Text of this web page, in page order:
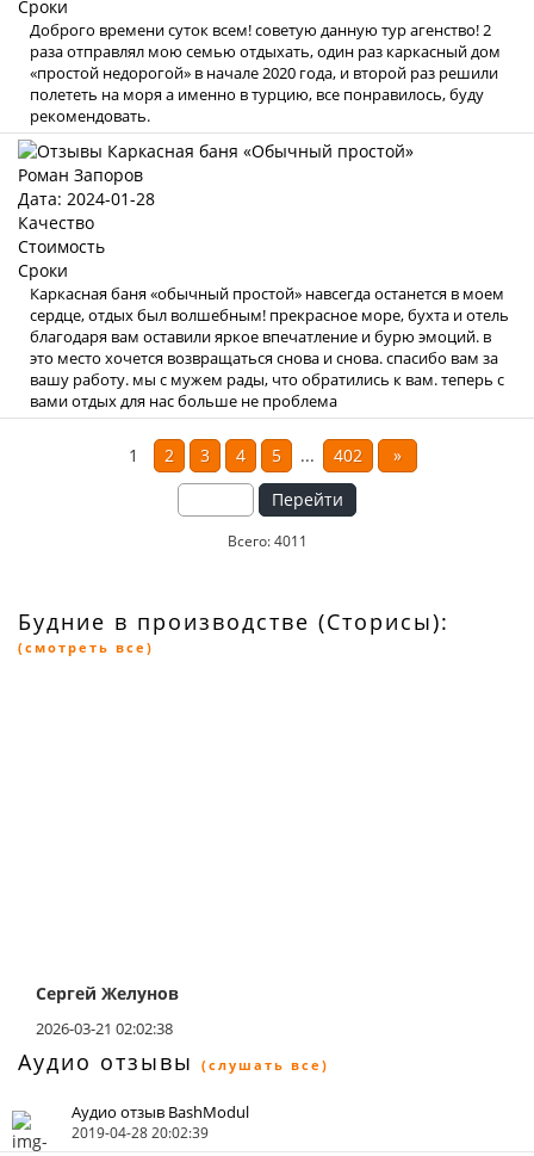
Сроки
Доброго времени суток всем! советую данную тур агенство! 2
раза отправлял мою семью отдыхать, один раз каркасный дом
«простой недорогой» в начале 2020 года, и второй раз решили
полететь на моря а именно в турцию, все понравилось, буду
рекомендовать.
Роман Запоров
Дата: 2024-01-28
Качество
Стоимость
Сроки
Каркасная баня «обычный простой» навсегда останется в моем
сердце, отдых был волшебным! прекрасное море, бухта и отель
благодаря вам оставили яркое впечатление и бурю эмоций. в
это место хочется возвращаться снова и снова. спасибо вам за
вашу работу. мы с мужем рады, что обратились к вам. теперь с
вами отдых для нас больше не проблема
1 2 3 4 5 ... 402
»
Перейти
Всего: 4011
Будние в производстве (Сторисы):
(смотреть все)
Сергей Желунов
2026-03-21 02:02:38
Аудио отзывы (слушать все)
Аудио отзыв BashModul
2019-04-28 20:02:39